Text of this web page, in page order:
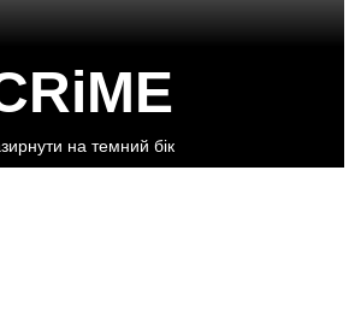
на темний бік